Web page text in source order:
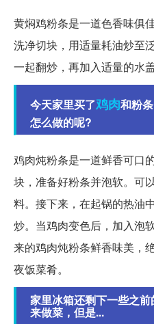
黄焖鸡粉条是一道色香味俱
洗净切块，用适量耗油炒至
一起翻炒，再加入适量的水盖
今天家里买了鸡肉和粉
怎么做的呢?
鸡肉炖粉条是一道鲜香可口
块，准备好粉条并泡软。可
料。接下来，在起锅的热油
炒。当鸡肉变色后，加入泡
来的鸡肉炖粉条鲜香味美，
夜饭菜肴。
家里冰箱还剩下一些之
来做菜，但是...